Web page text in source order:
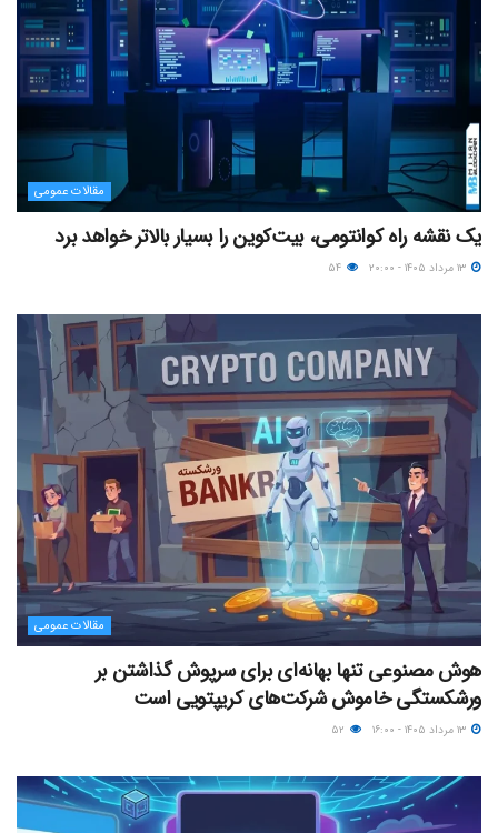
مقالات عمومی
یک نقشه راه کوانتومی، بیت‌کوین را بسیار بالاتر خواهد برد
مقالات عمومی
هوش مصنوعی تنها بهانه‌ای برای سرپوش گذاشتن بر
ورشکستگی خاموش شرکت‌های کریپتویی است